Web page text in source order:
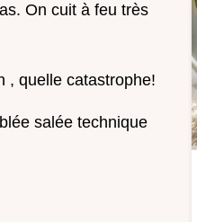
On cuit à feu très
, quelle catastrophe!
salée technique